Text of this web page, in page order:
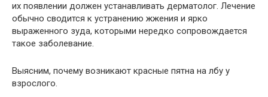
их появлении должен устанавливать дерматолог. Лечение
обычно сводится к устранению жжения и ярко
выраженного зуда, которыми нередко сопровождается
такое заболевание.
Выясним, почему возникают красные пятна на лбу у
взрослого.